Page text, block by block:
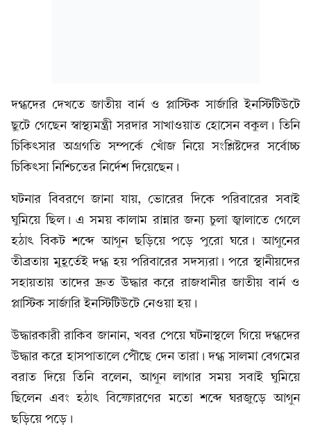
দগ্ধদের দেখতে জাতীয় বার্ন ও প্লাস্টিক সার্জারি ইনস্টিটিউটে
ছুটে গেছেন স্বাস্থ্যমন্ত্রী সরদার সাখাওয়াত হোসেন বকুল। তিনি
চিকিৎসার অগ্রগতি সম্পর্কে খোঁজ নিয়ে সংশ্লিষ্টদের সর্বোচ্চ
চিকিৎসা নিশ্চিতের নির্দেশ দিয়েছেন।
ঘটনার বিবরণে জানা যায়, ভোরের দিকে পরিবারের সবাই
ঘুমিয়ে ছিল। এ সময় কালাম রান্নার জন্য চুলা জ্বালাতে গেলে
হঠাৎ বিকট শব্দে আগুন ছড়িয়ে পড়ে পুরো ঘরে। আগুনের
তীব্রতায় মুহূর্তেই দগ্ধ হয় পরিবারের সদস্যরা। পরে স্থানীয়দের
সহায়তায় তাদের দ্রুত উদ্ধার করে রাজধানীর জাতীয় বার্ন ও
প্লাস্টিক সার্জারি ইনস্টিটিউটে নেওয়া হয়।
উদ্ধারকারী রাকিব জানান, খবর পেয়ে ঘটনাস্থলে গিয়ে দগ্ধদের
উদ্ধার করে হাসপাতালে পৌঁছে দেন তারা। দগ্ধ সালমা বেগমের
বরাত দিয়ে তিনি বলেন, আগুন লাগার সময় সবাই ঘুমিয়ে
ছিলেন এবং হঠাৎ বিস্ফোরণের মতো শব্দে ঘরজুড়ে আগুন
ছড়িয়ে পড়ে।